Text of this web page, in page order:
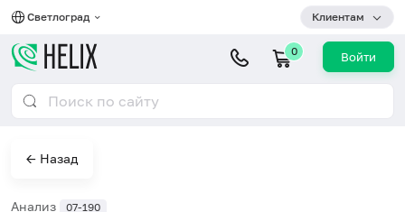
Светлоград Клиентам
0 Войти
← Назад
Анализ 07-190